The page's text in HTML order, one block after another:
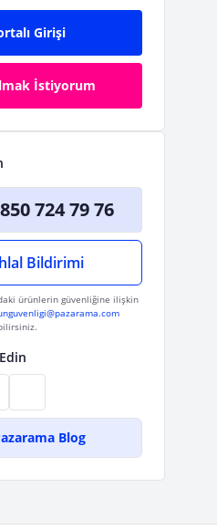
Girişi
İstiyorum
724 79 76
Bildirimi
ürünlerin güvenliğine ilişkin
Blog